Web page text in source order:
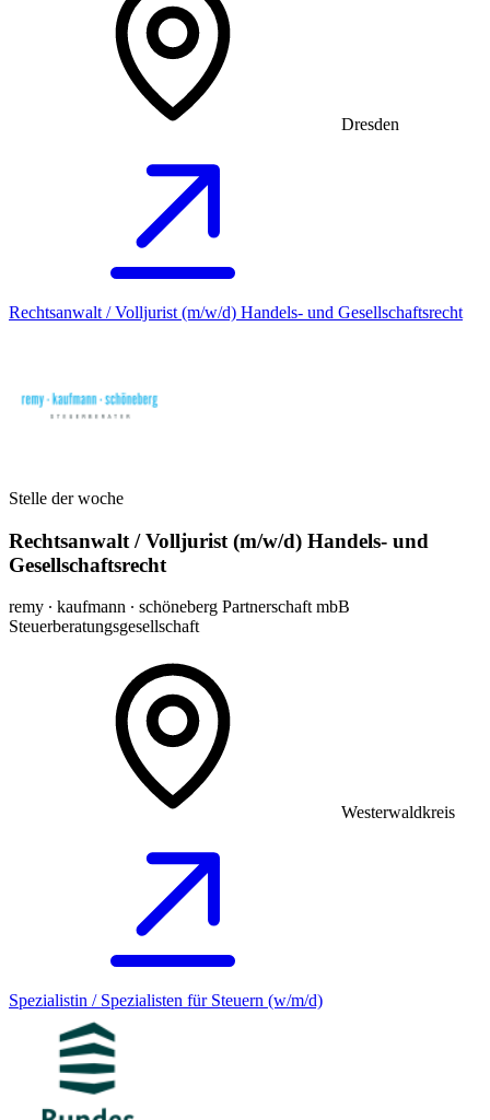
Dresden
Rechtsanwalt / Volljurist (m/w/d) Handels- und Gesellschaftsrecht
Stelle der woche
Rechtsanwalt / Volljurist (m/w/d) Handels- und
Gesellschaftsrecht
remy ∙ kaufmann ∙ schöneberg Partnerschaft mbB
Steuerberatungsgesellschaft
Westerwaldkreis
Spezialistin / Spezialisten für Steuern (w/m/d)